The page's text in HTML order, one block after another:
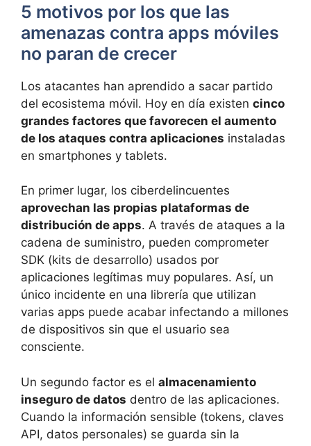
5 motivos por los que las
amenazas contra apps móviles
no paran de crecer
Los atacantes han aprendido a sacar partido
del ecosistema móvil. Hoy en día existen cinco
grandes factores que favorecen el aumento
de los ataques contra aplicaciones instaladas
en smartphones y tablets.
En primer lugar, los ciberdelincuentes
aprovechan las propias plataformas de
distribución de apps. A través de ataques a la
cadena de suministro, pueden comprometer
SDK (kits de desarrollo) usados por
aplicaciones legítimas muy populares. Así, un
único incidente en una librería que utilizan
varias apps puede acabar infectando a millones
de dispositivos sin que el usuario sea
consciente.
Un segundo factor es el almacenamiento
inseguro de datos dentro de las aplicaciones.
Cuando la información sensible (tokens, claves
API, datos personales) se guarda sin la